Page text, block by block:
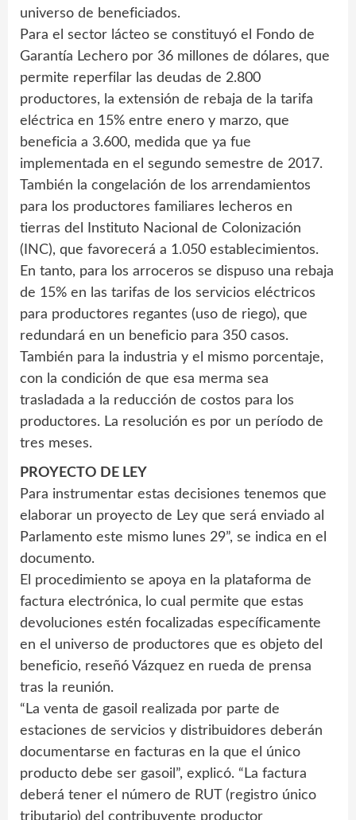
universo de beneficiados.
Para el sector lácteo se constituyó el Fondo de
Garantía Lechero por 36 millones de dólares, que
permite reperfilar las deudas de 2.800
productores, la extensión de rebaja de la tarifa
eléctrica en 15% entre enero y marzo, que
beneficia a 3.600, medida que ya fue
implementada en el segundo semestre de 2017.
También la congelación de los arrendamientos
para los productores familiares lecheros en
tierras del Instituto Nacional de Colonización
(INC), que favorecerá a 1.050 establecimientos.
En tanto, para los arroceros se dispuso una rebaja
de 15% en las tarifas de los servicios eléctricos
para productores regantes (uso de riego), que
redundará en un beneficio para 350 casos.
También para la industria y el mismo porcentaje,
con la condición de que esa merma sea
trasladada a la reducción de costos para los
productores. La resolución es por un período de
tres meses.
PROYECTO DE LEY
Para instrumentar estas decisiones tenemos que
elaborar un proyecto de Ley que será enviado al
Parlamento este mismo lunes 29”, se indica en el
documento.
El procedimiento se apoya en la plataforma de
factura electrónica, lo cual permite que estas
devoluciones estén focalizadas específicamente
en el universo de productores que es objeto del
beneficio, reseñó Vázquez en rueda de prensa
tras la reunión.
“La venta de gasoil realizada por parte de
estaciones de servicios y distribuidores deberán
documentarse en facturas en la que el único
producto debe ser gasoil”, explicó. “La factura
deberá tener el número de RUT (registro único
tributario) del contribuyente productor